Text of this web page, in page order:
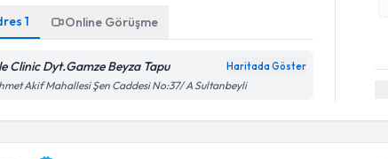
1 Online Görüşme
Clinic Dyt.Gamze Beyza Tapu Haritada Göster
Akif Mahallesi Şen Caddesi No:37/ A Sultanbeyli